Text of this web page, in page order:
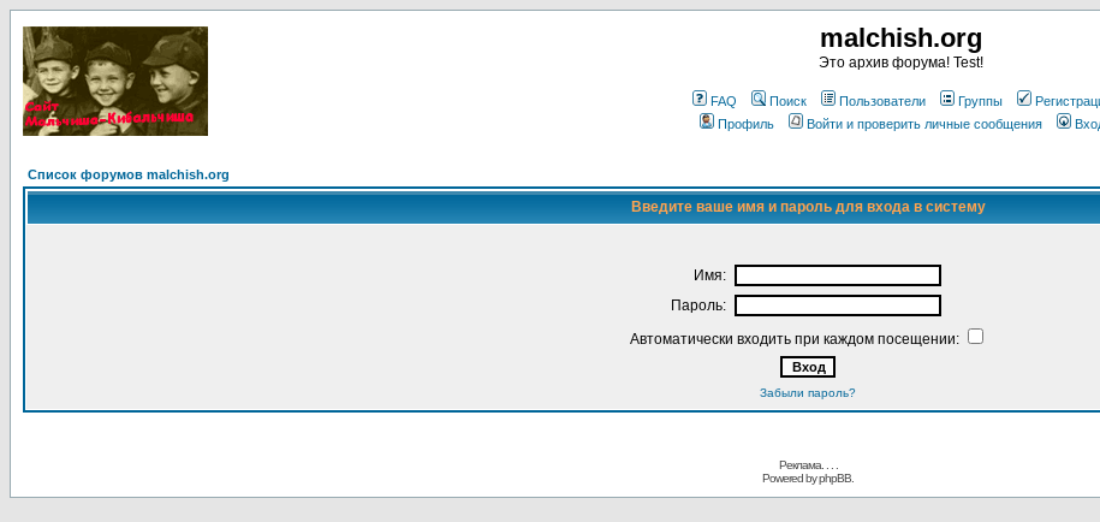
malchish.org
Это архив форума! Test!
FAQ Поиск Пользователи Группы
Профиль
Войти и проверить личные сообщения
Список форумов malchish.org
Введите ваше имя и пароль для входа в систему
Имя:
Пароль:
Автоматически входить при каждом посещении:
Забыли пароль?
Реклама. . .
Powered byphpBB.